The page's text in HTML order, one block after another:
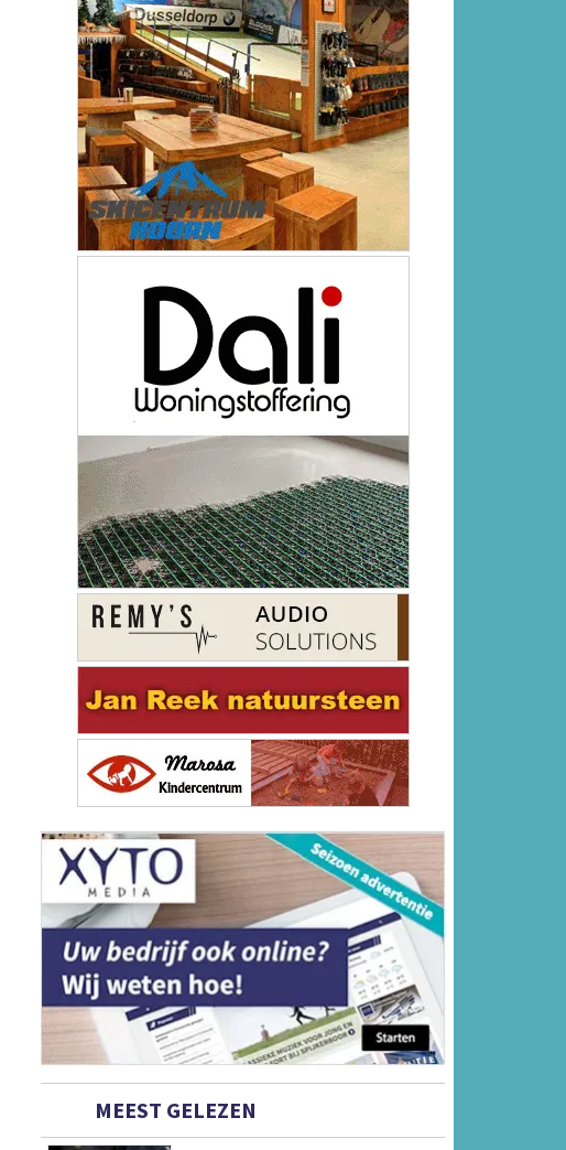
MEEST GELEZEN